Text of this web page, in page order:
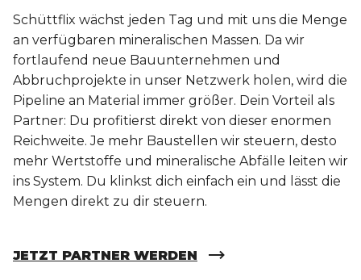
Schüttflix wächst jeden Tag und mit uns die Menge
an verfügbaren mineralischen Massen. Da wir
fortlaufend neue Bauunternehmen und
Abbruchprojekte in unser Netzwerk holen, wird die
Pipeline an Material immer größer. Dein Vorteil als
Partner: Du profitierst direkt von dieser enormen
Reichweite. Je mehr Baustellen wir steuern, desto
mehr Wertstoffe und mineralische Abfälle leiten wir
ins System. Du klinkst dich einfach ein und lässt die
Mengen direkt zu dir steuern.
JETZT PARTNER WERDEN